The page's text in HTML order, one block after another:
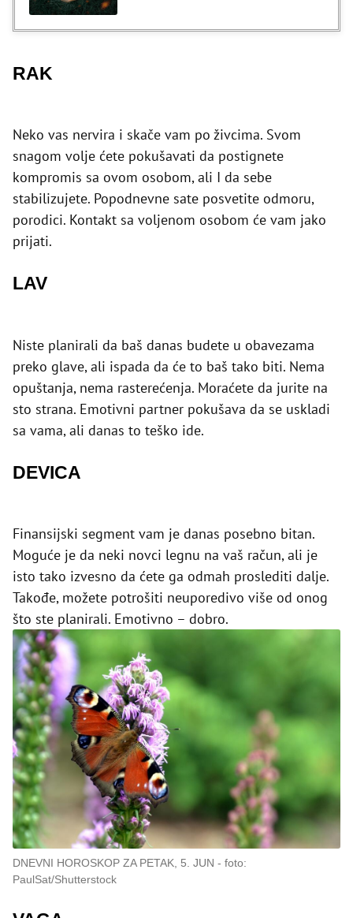
RAK
Neko vas nervira i skače vam po živcima. Svom
snagom volje ćete pokušavati da postignete
kompromis sa ovom osobom, ali I da sebe
stabilizujete. Popodnevne sate posvetite odmoru,
porodici. Kontakt sa voljenom osobom će vam jako
prijati.
LAV
Niste planirali da baš danas budete u obavezama
preko glave, ali ispada da će to baš tako biti. Nema
opuštanja, nema rasterećenja. Moraćete da jurite na
sto strana. Emotivni partner pokušava da se uskladi
sa vama, ali danas to teško ide.
DEVICA
Finansijski segment vam je danas posebno bitan.
Moguće je da neki novci legnu na vaš račun, ali je
isto tako izvesno da ćete ga odmah proslediti dalje.
Takođe, možete potrošiti neuporedivo više od onog
što ste planirali. Emotivno – dobro.
DNEVNI HOROSKOP ZA PETAK, 5. JUN
foto:
PaulSat/Shutterstock